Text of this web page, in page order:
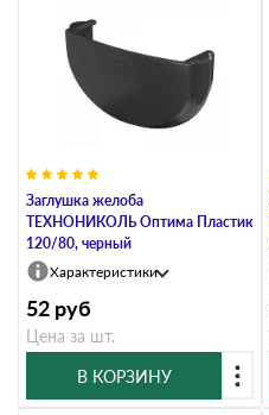
Заглушка желоба
ТЕХНОНИКОЛЬ Оптима Пластик
120/80, черный
Характеристики
52 руб
Цена за шт.
В КОРЗИНУ